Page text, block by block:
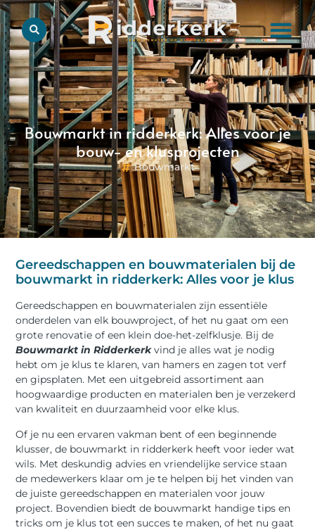
Bouwmarkt in ridderkerk: Alles voor je
bouw- en klusprojecten
Bouwmarkt
Gereedschappen en bouwmaterialen bij de
bouwmarkt in ridderkerk: Alles voor je klus
Gereedschappen en bouwmaterialen zijn essentiële
onderdelen van elk bouwproject, of het nu gaat om een
grote renovatie of een klein doe-het-zelfklusje. Bij de
Bouwmarkt in Ridderkerkvind je alles wat je nodig
hebt om je klus te klaren, van hamers en zagen tot verf
en gipsplaten. Met een uitgebreid assortiment aan
hoogwaardige producten en materialen ben je verzekerd
van kwaliteit en duurzaamheid voor elke klus.
Of je nu een ervaren vakman bent of een beginnende
klusser, de bouwmarkt in ridderkerk heeft voor ieder wat
wils. Met deskundig advies en vriendelijke service staan
de medewerkers klaar om je te helpen bij het vinden van
de juiste gereedschappen en materialen voor jouw
project. Bovendien biedt de bouwmarkt handige tips en
tricks om je klus tot een succes te maken, of het nu gaat